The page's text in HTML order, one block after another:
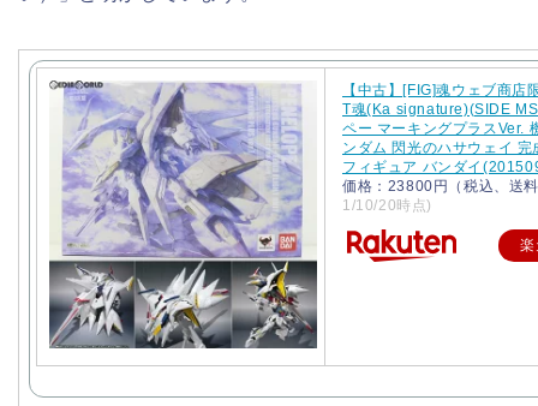
【中古】[FIG]魂ウェブ商店
T魂(Ka signature)(SIDE
ペー マーキングプラスVer.
ンダム 閃光のハサウェイ 完
フィギュア バンダイ
価格：23800円（税込、送
1/10/20時点)